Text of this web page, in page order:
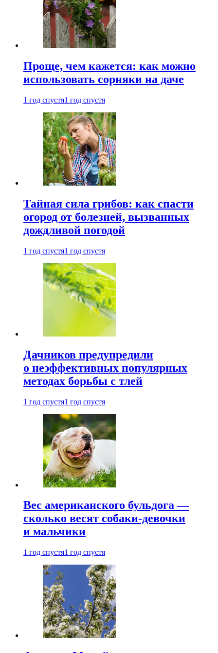
Проще, чем кажется: как можно
использовать сорняки на даче
1 год спустя1 год спустя
Тайная сила грибов: как спасти
огород от болезней, вызванных
дождливой погодой
1 год спустя1 год спустя
Дачников предупредили
о неэффективных популярных
методах борьбы с тлей
1 год спустя1 год спустя
Вес американского бульдога —
сколько весят собаки-девочки
и мальчики
1 год спустя1 год спустя